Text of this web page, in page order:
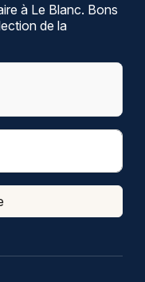
à Le Blanc. Bons
de la